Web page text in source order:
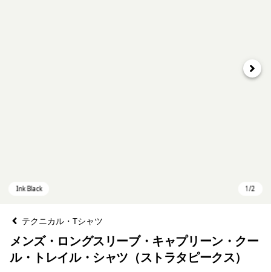
次へ
テクニカル・Tシャツ
メンズ・ロングスリーブ・キャプリーン・クー
ル・トレイル・シャツ（ストラタピークス）